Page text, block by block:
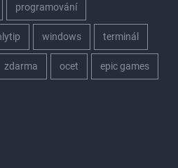
programování
windows terminál
zdarma ocet epic games